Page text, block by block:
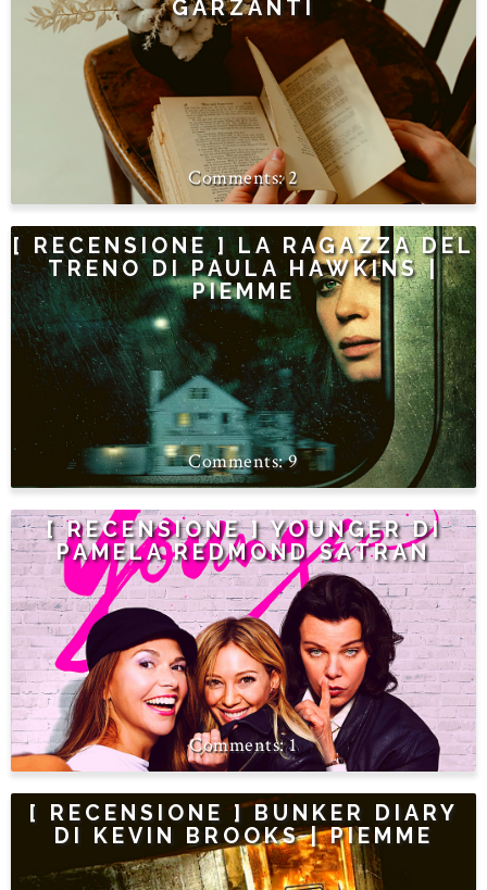
GARZANTI
2
[ RECENSIONE ] LA RAGAZZA DEL
TRENO DI PAULA HAWKINS |
PIEMME
9
[ RECENSIONE ] YOUNGER DI
PAMELA REDMOND SATRAN
1
[ RECENSIONE ] BUNKER DIARY
DI KEVIN BROOKS | PIEMME